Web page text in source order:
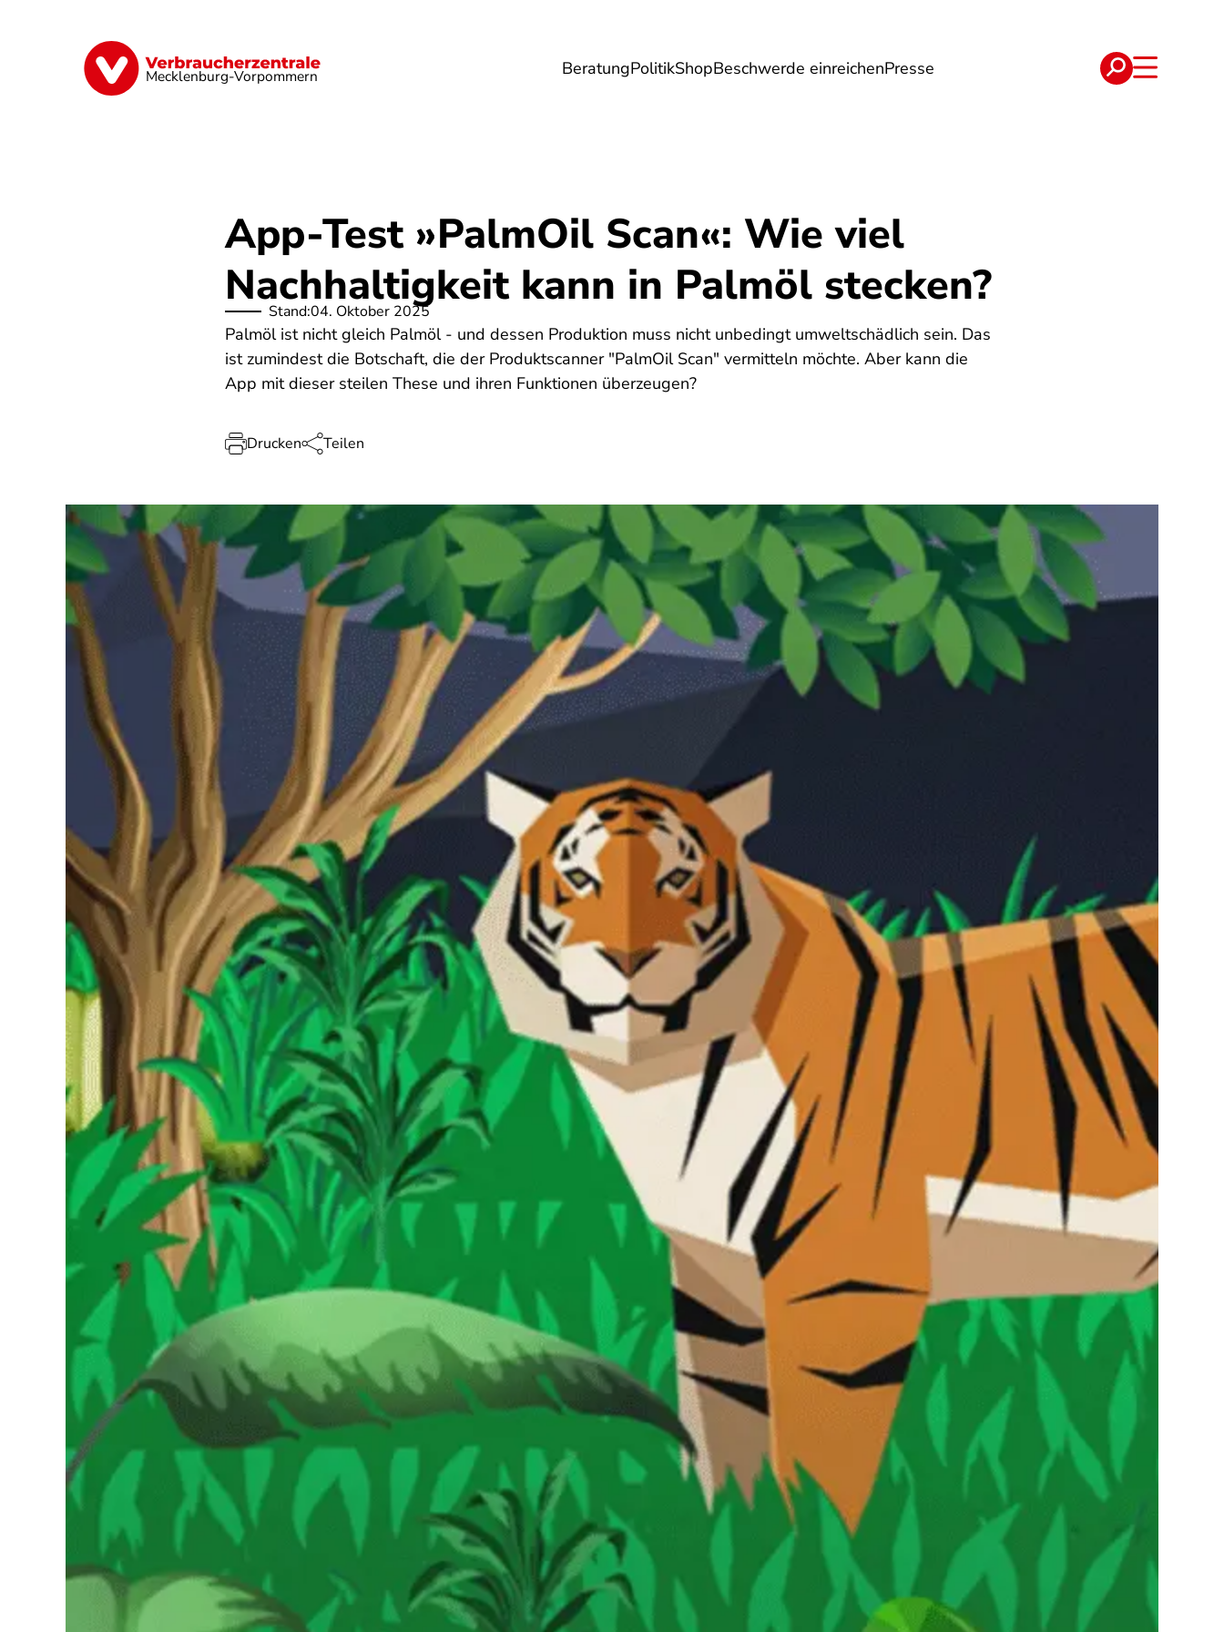
Mecklenburg-Vorpommern BeratungPolitikShopBeschwerde einreichenPresse
Finanzen Digitales Lebensmittel Gesundheit Energie Reise Verträge
App-Test »PalmOil Scan«: Wie viel
Nachhaltigkeit kann in Palmöl stecken?
Stand:04. Oktober 2025
Palmöl ist nicht gleich Palmöl - und dessen Produktion muss nicht unbedingt umweltschädlich sein. Das
ist zumindest die Botschaft, die der Produktscanner "PalmOil Scan" vermitteln möchte. Aber kann die
App mit dieser steilen These und ihren Funktionen überzeugen?
Drucken Teilen